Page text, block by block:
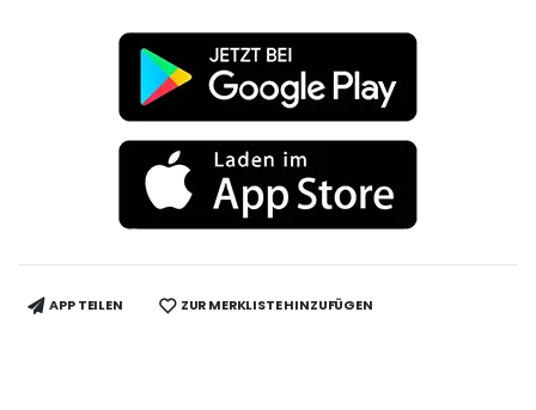
APP TEILEN ZUR MERKLISTE HINZUFÜGEN